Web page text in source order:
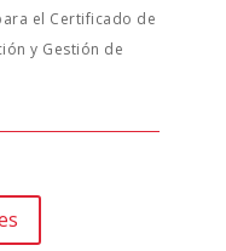
el Certificado de
y Gestión de